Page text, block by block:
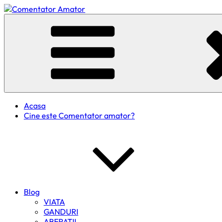
Skip
to
Comentator Amator
Acasa
Cine este Comentator amator?
Blog
VIATA
GANDURI